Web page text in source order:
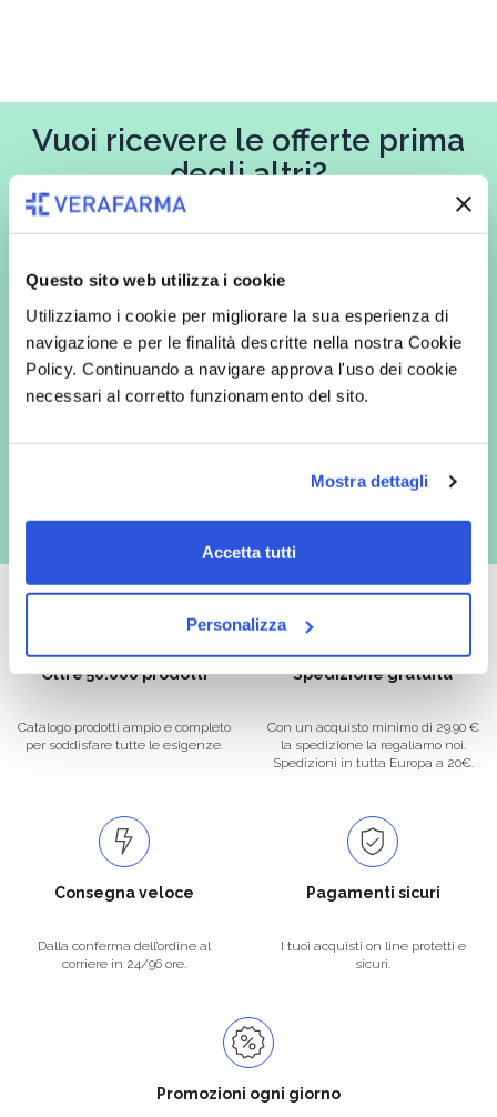
Questo sito web utilizza i cookie
Utilizziamo i cookie per migliorare la sua esperienza di
navigazione e per le finalità descritte nella nostra Cookie
Policy. Continuando a navigare approva l'uso dei cookie
necessari al corretto funzionamento del sito.
Mostra dettagli
Accetta tutti
Personalizza
Vuoi ricevere le offerte prima
degli altri?
Iscriviti alla newsletter
In qualità di interessato, avendo letto l’informativaPrivacy Policy
redatta ai sensi del Regolamento EU 2016/679, acconsento
espressamente al trattamento dei miei dati personali per finalità
commerciali da parte di Verafarma, tra cui invio di comunicazioni
es. posta cartacea)
Oltre 50.000 prodotti
Catalogo prodotti ampio e completo
per soddisfare tutte le esigenze.
Spedizione gratuita
Con un acquisto minimo di 29.90 €
la spedizione la regaliamo noi.
Spedizioni in tutta Europa a 20€.
Consegna veloce
Dalla conferma dell’ordine al
corriere in 24/96 ore.
Pagamenti sicuri
I tuoi acquisti on line protetti e
sicuri.
Promozioni ogni giorno